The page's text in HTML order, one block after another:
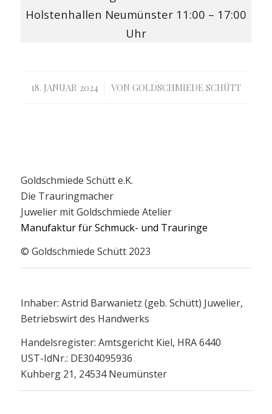
Holstenhallen Neumünster 11:00 – 17:00
Uhr
18. JANUAR 2024
/ VON GOLDSCHMIEDE SCHÜTT
Goldschmiede Schütt e.K.
Die Trauringmacher
Juwelier mit Goldschmiede Atelier
Manufaktur für Schmuck- und Trauringe
© Goldschmiede Schütt 2023
Inhaber: Astrid Barwanietz (geb. Schütt) Juwelier,
Betriebswirt des Handwerks
Handelsregister: Amtsgericht Kiel, HRA 6440
UST-IdNr.: DE304095936
Kuhberg 21, 24534 Neumünster